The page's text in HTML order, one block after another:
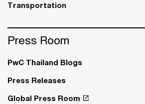
Transportation
Press Room
PwC Thailand Blogs
Press Releases
Global Press Room